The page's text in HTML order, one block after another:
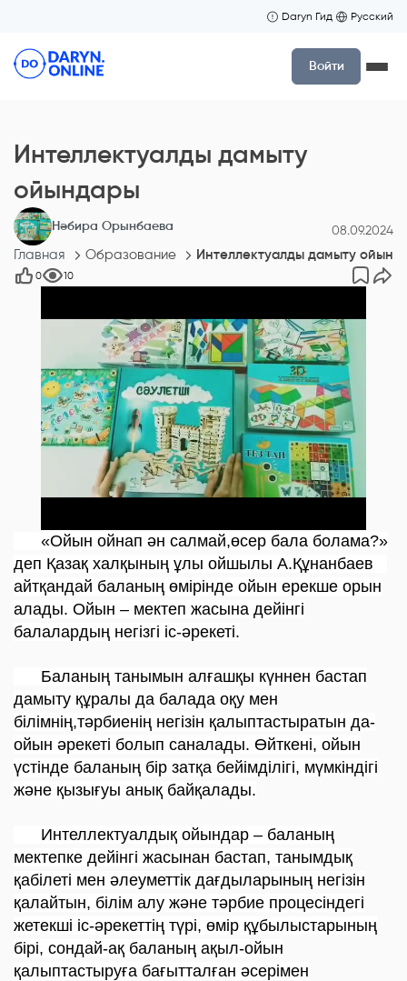
Daryn Гид Русский
Войти
Интеллектуалды дамыту
ойындары
Нәбира Орынбаева 08.09.2024
Главная Образование Интеллектуалды дамыту
0 10
«Ойын ойнап ән салмай,өсер бала болама?»
деп Қазақ халқының ұлы ойшылы А.Құнанбаев
айтқандай баланың өмірінде ойын ерекше орын
алады. Ойын – мектеп жасына дейінгі
балалардың негізгі іс-әрекеті.
Баланың танымын алғашқы күннен бастап
дамыту құралы да балада оқу мен
білімнің,тәрбиенің негізін қалыптастыратын да-
ойын әрекеті болып саналады. Өйткені, ойын
үстінде баланың бір затқа бейімділігі, мүмкіндігі
және қызығуы анық байқалады.
Интеллектуалдық ойындар – баланың
мектепке дейінгі жасынан бастап, танымдық
қабілеті мен әлеуметтік дағдыларының негізін
қалайтын, білім алу және тәрбие процесіндегі
жетекші іс-әрекеттің түрі, өмір құбылыстарының
бірі, сондай-ақ баланың ақыл-ойын
қалыптастыруға бағытталған әсерімен